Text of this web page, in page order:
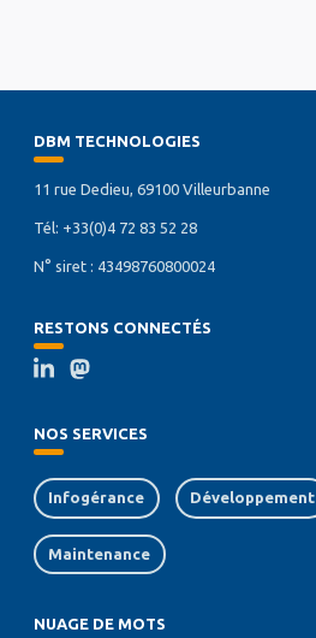
DBM TECHNOLOGIES
11 rue Dedieu, 69100 Villeurbanne
Tél: +33(0)4 72 83 52 28
N° siret : 43498760800024
RESTONS CONNECTÉS
NOS SERVICES
Infogérance Développement
Maintenance
NUAGE DE MOTS